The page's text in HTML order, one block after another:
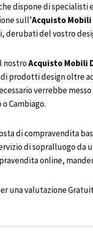
dispone di specialisti
sull’Acquisto Mobili
derubati del vostro
nostroAcquisto Mobili
prodotti design oltre
verrebbe
Cambiago.
di compravendita
di sopralluogo da
online,
una valutazione